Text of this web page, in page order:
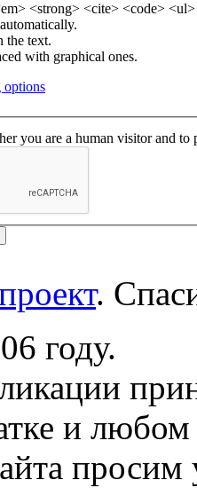
<strong> <cite> <code>
the text.
with graphical ones.
options
you are a human visitor and to
.
году.
и
просим